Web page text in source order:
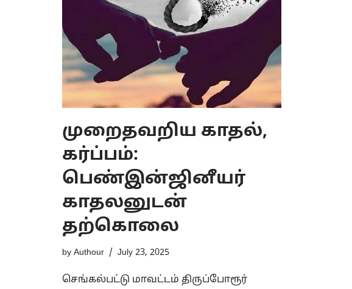
முறைதவறிய காதல்,
கர்ப்பம்:
பெண்இன்ஜினீயர்
காதலனுடன்
தற்கொலை
by Authour July 23, 2025
செங்கல்பட்டு மாவட்டம் திருப்போரூர்